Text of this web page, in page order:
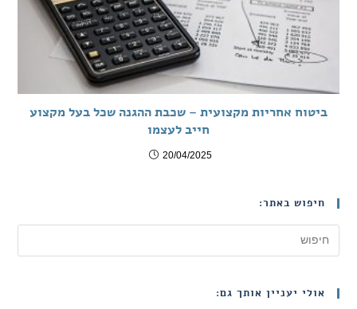
ביטוח אחריות מקצועית – שכבת ההגנה שכל בעל מקצוע
חייב לעצמו
20/04/2025
חיפוש באתר:
אולי יעניין אותך גם: